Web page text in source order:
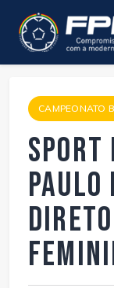
CAMPEONATO
Sport